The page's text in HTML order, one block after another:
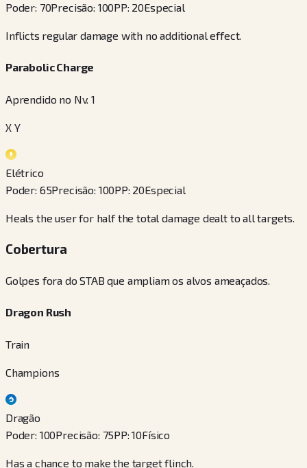
Poder: 70Precisão: 100PP: 20Especial
Inflicts regular damage with no additional effect.
Parabolic Charge
Aprendido no Nv. 1
X Y
Elétrico
Poder: 65Precisão: 100PP: 20Especial
Heals the user for half the total damage dealt to all targets.
Cobertura
Golpes fora do STAB que ampliam os alvos ameaçados.
Dragon Rush
Train
Champions
Dragão
Poder: 100Precisão: 75PP:10Físico
Has a chance to make the target flinch.